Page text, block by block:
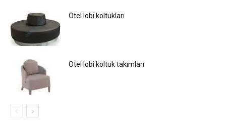
Otel lobi koltukları
Otel lobi koltuk takımları